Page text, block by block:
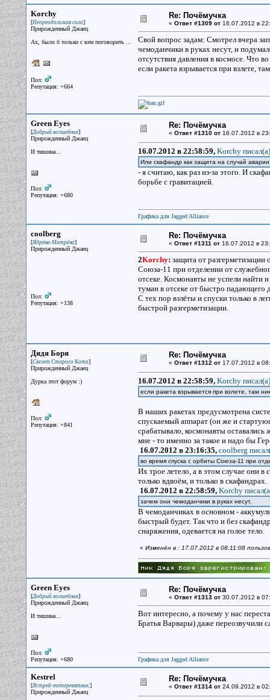
Korchy
[Непреодолимая сила]
Прирожденный Джаец
Ах, было б только с кем поговорить ...
Пол:
Репутация: +664
Re: Почёмучка
« Ответ #1309 от16.07.2012 в
Свой вопрос задам: Смотрел вчера
чемоданчики в руках несут, и
отсутствия давления в космосе. Что
если ракета взрывается при взлете,
Green Eyes
[Добрый волшебник]
Прирожденный Джаец
И тишина...
Пол:
Репутация: +680
Re: Почёмучка
« Ответ #1310 от16.07.2012 в
16.07.2012 в 22:58:59, Korchy писал(a)
Или скафандр как защита на случай
- я считаю, как раз из-за этого. И
борьбе с гравитацией.
Графика для Jagged Alliance
coolberg
[Ядрёна-Матрёна]
Прирожденный Джаец
Пол:
Репутация: +138
Re: Почёмучка
« Ответ #1311 от16.07.2012 в
2Korchy: защита от разгерметизации
Союза-11 при отделении от
отсеке. Космонавты не успели найти
туман в отсеке от быстро падающего
С тех пор взлёты и спуски только в
быстрой разгерметизации.
Дядя Боря
[Скелет Старого Кота]
Прирожденный Джаец
Дурка этот форум :)
Пол:
Репутация: +841
Re: Почёмучка
« Ответ #1312 от17.07.2012 в
16.07.2012 в 22:58:59, Korchy писал(a)
если ракета взрывается при взлете, там
В наших ракетах предусмотрена
спускаемый аппарат (он же и
срабатывало, космонавты оставались
мне - то именно за такое и надо бы
16.07.2012 в 23:16:35, coolberg
во время спуска с орбиты Союза-11 при
Их трое летело, а в этом случае они
только вдвоём, и только в скафандрах.
16.07.2012 в 22:58:59, Korchy
зачем они чемоданчики в руках несут,
В чемоданчиках в основном -
быстрый будет. Так что и без
снаряжения, одевается на голое тело.
« Изменён в : 17.07.2012 в 08:11:08
Green Eyes
[Добрый волшебник]
Прирожденный Джаец
И тишина...
Пол:
Репутация: +680
Re: Почёмучка
« Ответ #1313 от30.07.2012 в
Вот интересно, а почему у нас
Братья Варвары) даже переозвучили
Графика для Jagged Alliance
Kestrel
[Ястреб-тетеревятник.]
Прирожденный Джаец
Re: Почёмучка
« Ответ #1314 от24.09.2012 в